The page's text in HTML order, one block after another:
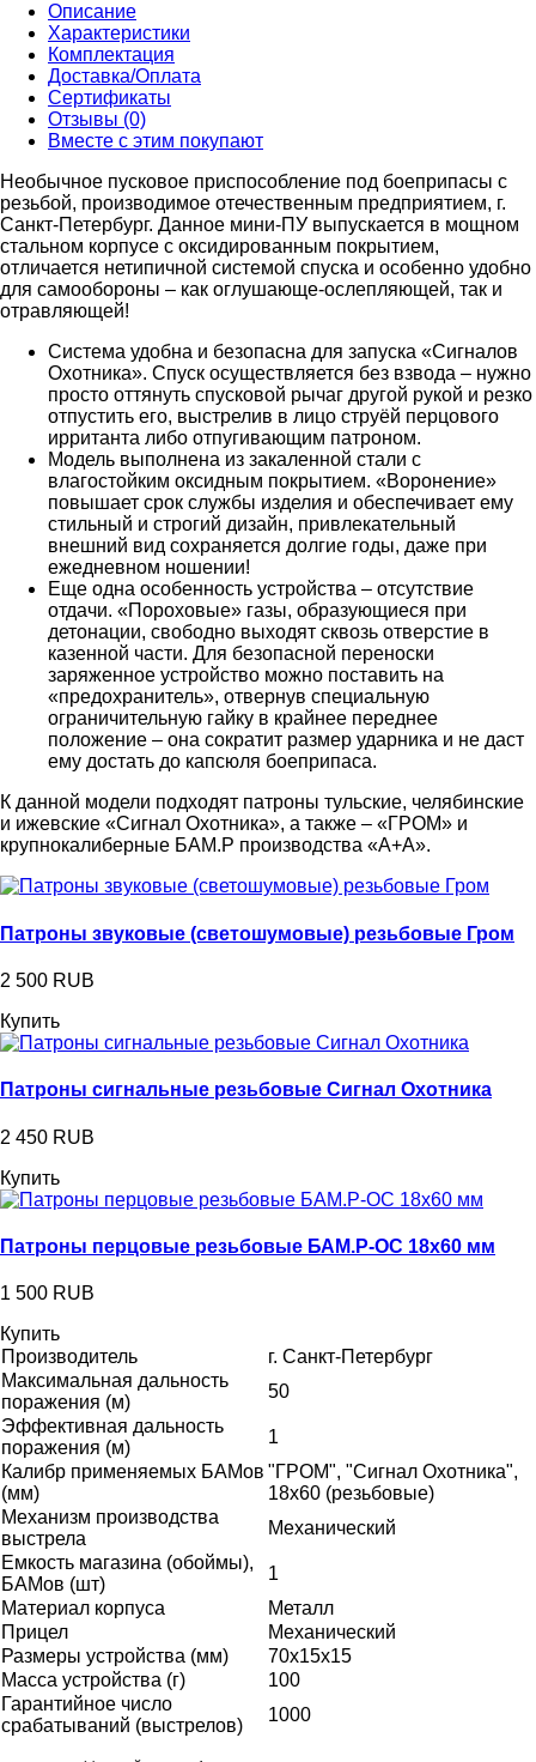
Описание
Характеристики
Комплектация
Доставка/Оплата
Сертификаты
Отзывы (0)
Вместе с этим покупают
Необычное пусковое приспособление под боеприпасы с
резьбой, производимое отечественным предприятием, г.
Санкт-Петербург. Данное мини-ПУ выпускается в мощном
стальном корпусе с оксидированным покрытием,
отличается нетипичной системой спуска и особенно удобно
для самообороны – как оглушающе-ослепляющей, так и
отравляющей!
Система удобна и безопасна для запуска «Сигналов
Охотника». Спуск осуществляется без взвода – нужно
просто оттянуть спусковой рычаг другой рукой и резко
отпустить его, выстрелив в лицо струёй перцового
ирританта либо отпугивающим патроном.
Модель выполнена из закаленной стали с
влагостойким оксидным покрытием. «Воронение»
повышает срок службы изделия и обеспечивает ему
стильный и строгий дизайн, привлекательный
внешний вид сохраняется долгие годы, даже при
ежедневном ношении!
Еще одна особенность устройства – отсутствие
отдачи. «Пороховые» газы, образующиеся при
детонации, свободно выходят сквозь отверстие в
казенной части. Для безопасной переноски
заряженное устройство можно поставить на
«предохранитель», отвернув специальную
ограничительную гайку в крайнее переднее
положение – она сократит размер ударника и не даст
ему достать до капсюля боеприпаса.
К данной модели подходят патроны тульские, челябинские
и ижевские «Сигнал Охотника», а также – «ГРОМ» и
крупнокалиберные БАМ.Р производства «А+А».
Патроны звуковые (светошумовые) резьбовые Гром
2 500 RUB
Купить
Патроны сигнальные резьбовые Сигнал Охотника
2 450 RUB
Купить
Патроны перцовые резьбовые БАМ.Р-ОС 18х60 мм
1 500 RUB
Купить
Производитель
г. Санкт-Петербург
Максимальная дальность
поражения (м)
50
Эффективная дальность
поражения (м)
1
Калибр применяемых БАМов
(мм)
"ГРОМ", "Сигнал Охотника",
18x60 (резьбовые)
Механизм производства
выстрела
Механический
Емкость магазина (обоймы),
БАМов (шт)
1
Материал корпуса
Металл
Прицел
Механический
Размеры устройства (мм)
70х15х15
Масса устройства (г)
100
Гарантийное число
срабатываний (выстрелов)
1000